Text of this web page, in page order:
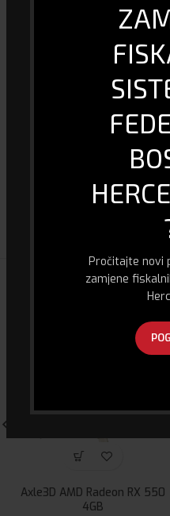
Pročitajte novi
zamjene
POVEZANI PROIZVODI
Axle3D AMD Radeon RX 550
4GB